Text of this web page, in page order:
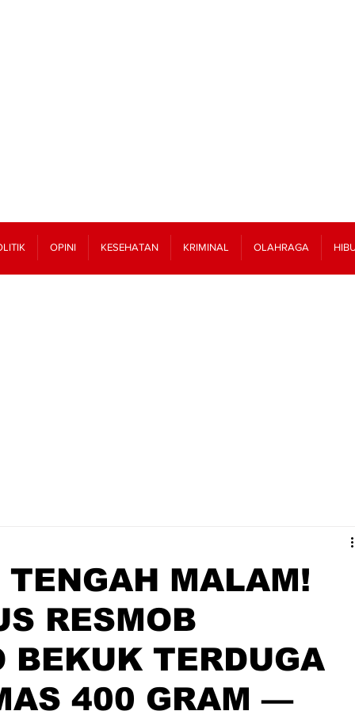
OPINI KESEHATAN KRIMINAL OLAHRAGA
MALAM!
RESMOB
BEKUK TERDUGA
400 GRAM —